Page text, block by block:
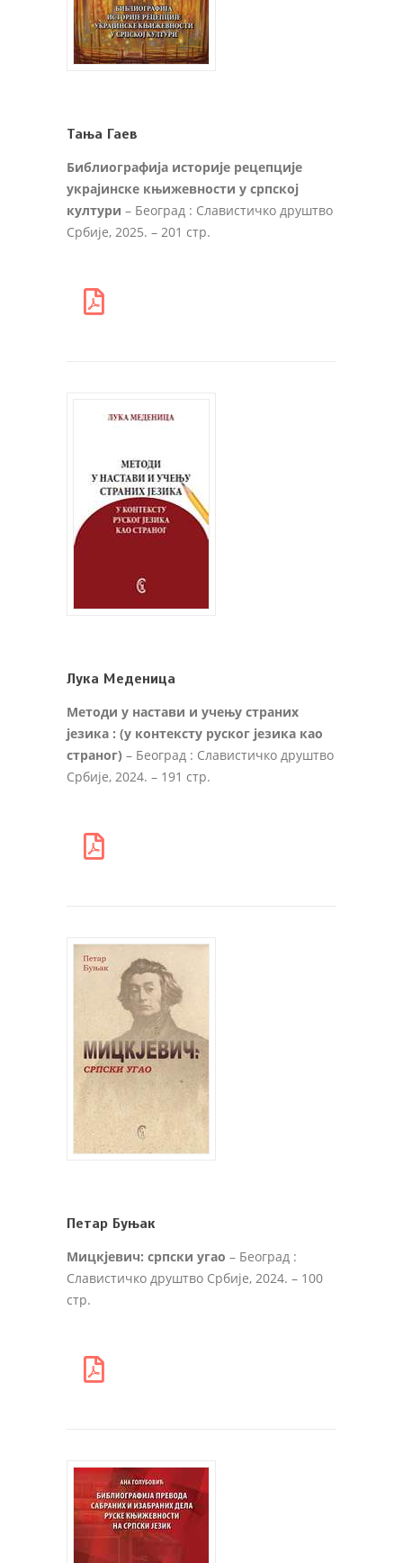
Тања Гаев
Библиографија историје рецепције
украјинске књижевности у српској
култури – Београд : Славистичко друштво
Србије, 2025. – 201 стр.
Лука Меденица
Методи у настави и учењу страних
језика : (у контексту руског језика као
страног) – Београд : Славистичко друштво
Србије, 2024. – 191 стр.
Петар Буњак
Мицкјевич: српски угао – Београд :
Славистичко друштво Србије, 2024. – 100
стр.